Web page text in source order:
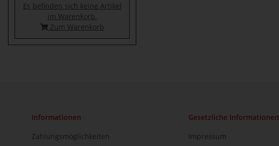
Es befinden sich keine Artikel
im Warenkorb.
Zum Warenkorb
Informationen
Zahlungsmöglichkeiten
Gesetzliche Informationen
Impressum